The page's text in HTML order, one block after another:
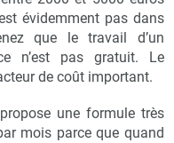
évidemment pas dans
que le travail d’un
n’est pas gratuit. Le
de coût important.
une formule très
mois parce que quand